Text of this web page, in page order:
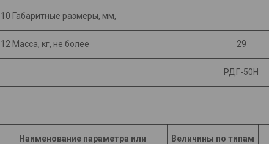
10 Габаритные размеры, мм,
12 Масса, кг, не более 29
РДГ-50Н
Наименование параметра или
Величины по типам